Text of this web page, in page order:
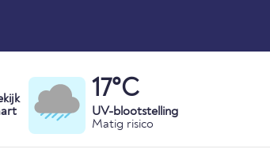
17°C
UV-blootstelling
Matig risico